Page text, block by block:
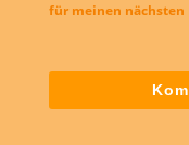
für meinen nächsten